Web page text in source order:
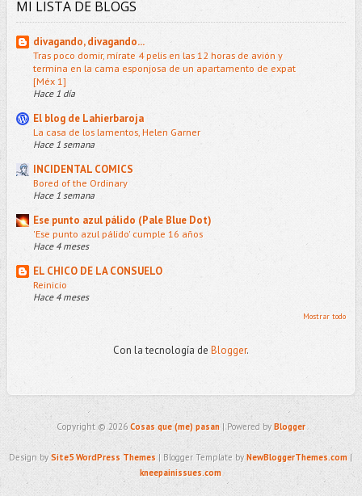
MI LISTA DE BLOGS
divagando, divagando...
Tras poco domir, mírate 4 pelis en las 12 horas de avión y
termina en la cama esponjosa de un apartamento de expat
[Méx 1]
Hace 1 día
El blog de Lahierbaroja
La casa de los lamentos, Helen Garner
Hace 1 semana
INCIDENTAL COMICS
Bored of the Ordinary
Hace 1 semana
Ese punto azul pálido (Pale Blue Dot)
'Ese punto azul pálido' cumple 16 años
Hace 4 meses
EL CHICO DE LA CONSUELO
Reinicio
Hace 4 meses
Mostrar todo
Con la tecnología de Blogger.
Copyright ©2026Cosas que (me) pasan | Powered by Blogger
Design bySite5 WordPress Themes | Blogger Template byNewBloggerThemes.com |
kneepainissues.com